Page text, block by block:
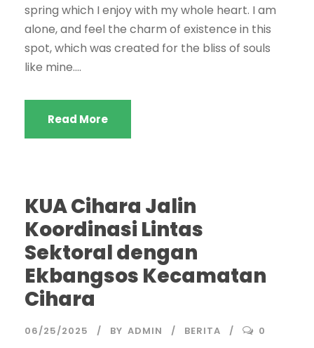
spring which I enjoy with my whole heart. I am
alone, and feel the charm of existence in this
spot, which was created for the bliss of souls
like mine....
Read More
KUA Cihara Jalin
Koordinasi Lintas
Sektoral dengan
Ekbangsos Kecamatan
Cihara
06/25/2025 BY ADMIN BERITA 0